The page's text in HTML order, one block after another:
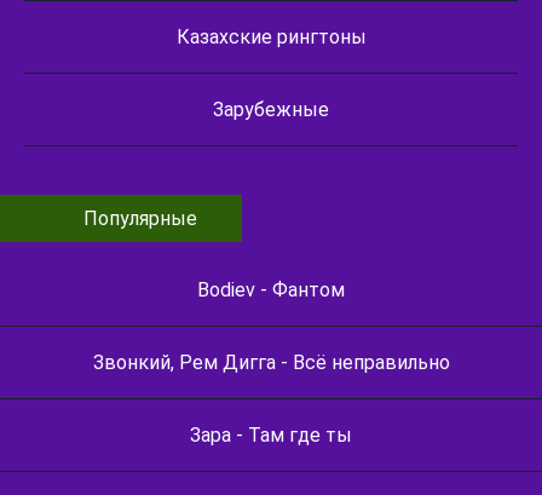
Казахские рингтоны
Зарубежные
Популярные
Bodiev - Фантом
Звонкий, Рем Дигга - Всё неправильно
Зара - Там где ты